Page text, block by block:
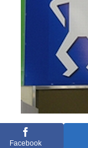
Facebook